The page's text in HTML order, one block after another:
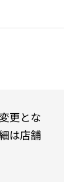
更とな
は店舗